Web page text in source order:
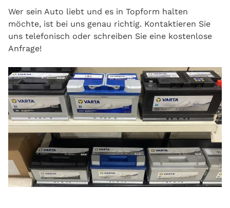
Wer sein Auto liebt und es in Topform halten
möchte, ist bei uns genau richtig. Kontaktieren Sie
uns telefonisch oder schreiben Sie eine kostenlose
Anfrage!